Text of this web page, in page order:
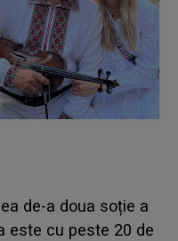
de-a doua soție a
este cu peste 20 de